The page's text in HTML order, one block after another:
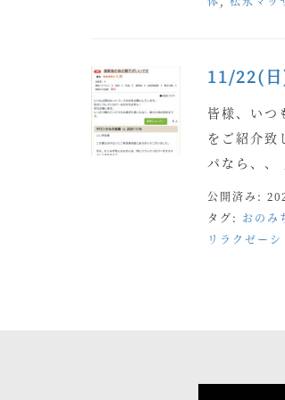
11/22(
皆様、いつ
をご紹介致
パなら、
公開済み:
タグ: おのみ
リラクゼーシ